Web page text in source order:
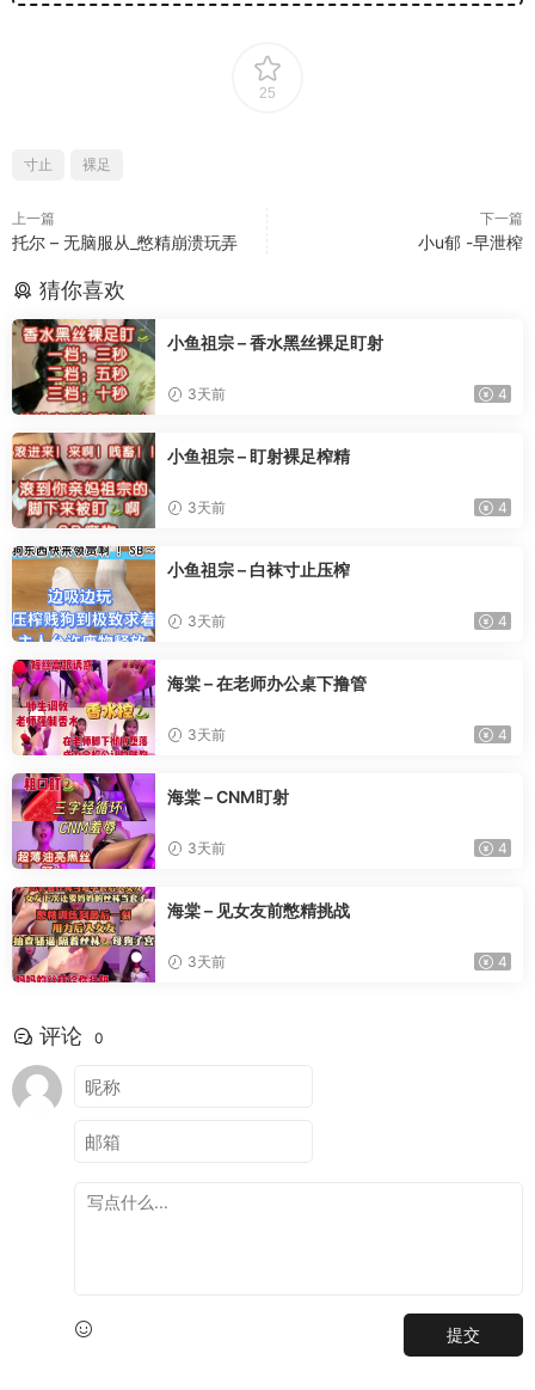
25
寸止 裸足
上一篇
托尔 – 无脑服从_憋精崩溃玩弄
下一篇
小u郁 -早泄榨
猜你喜欢
小鱼祖宗 – 香水黑丝裸足盯射
3天前 4
小鱼祖宗 – 盯射裸足榨精
3天前 4
小鱼祖宗 – 白袜寸止压榨
3天前 4
海棠 – 在老师办公桌下撸管
3天前 4
海棠 – CNM盯射
3天前 4
海棠 – 见女友前憋精挑战
3天前 4
评论 0
提交